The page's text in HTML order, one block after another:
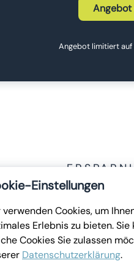
Angebot limitiert auf
ist Ihre
erspart Ihnen Zeit,
unserem
Einstellungen
verwenden Cookies, um
Erlebnis zu bieten.
Cookies Sie zulassen
Datenschutzerklärung.